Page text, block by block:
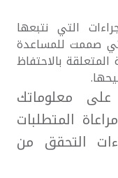
التي نتبعها
صممت للمساعدة
المتعلقة بالاحتفاظ
معلوماتك
المتطلبات
التحقق من